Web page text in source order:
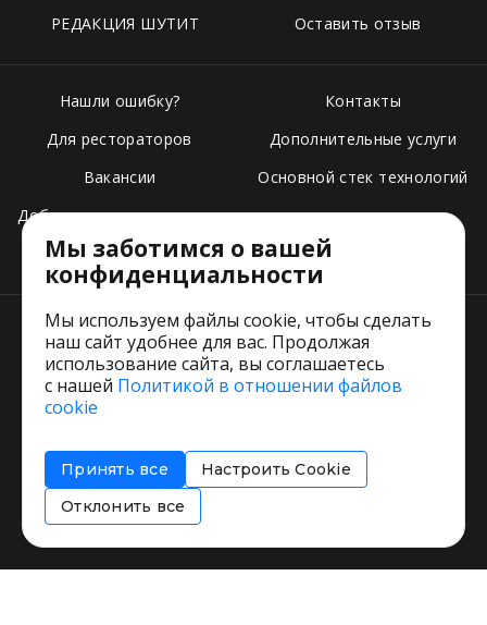
РЕДАКЦИЯ ШУТИТ
Оставить отзыв
Нашли ошибку?
Для рестораторов
Вакансии
Добавить свое заведение
Тарифы
Контакты
Дополнительные услуги
Основной стек технологий
Пользовательское соглашение
Соглашение об информировании
Политика использования cookies
Мы заботимся о вашей
конфиденциальности
Мы используем файлы cookie, чтобы сделать
наш сайт удобнее для вас. Продолжая
использование сайта, вы соглашаетесь
с нашей Политикой в отношении файлов
cookie
Принять все
Настроить Cookie
Отклонить все